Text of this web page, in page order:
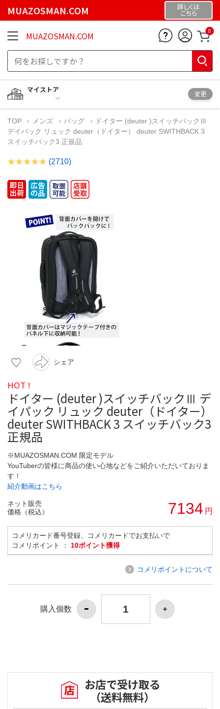
MUAZOSMAN.COM 詳しくは
こちら
MUAZOSMAN.COM 0
マイストア
変更
TOP メンズ バッグ
ドイター (deuter )スイッチバックⅢ
デイパック リュック deuter（ドイター） deuter SWITHBACK 3
スイッチバック3 正規品
(2710)
シェア
HOT !
ドイター (deuter )スイッチバックⅢ デ
イパック リュック deuter（ドイター）
deuter SWITHBACK 3 スイッチバック3
正規品
※MUAZOSMAN.COM 限定モデル
YouTuberの皆様に商品の使い心地などをご紹介いただいておりま
す！
紹介動画はこちら
ネット販売
価格（税込）
7134 円
コメリカード番号登録、コメリカードでお支払いで
コメリポイント ： 10ポイント獲得
コメリポイントについて
購入個数
お店で受け取る
（送料無料）